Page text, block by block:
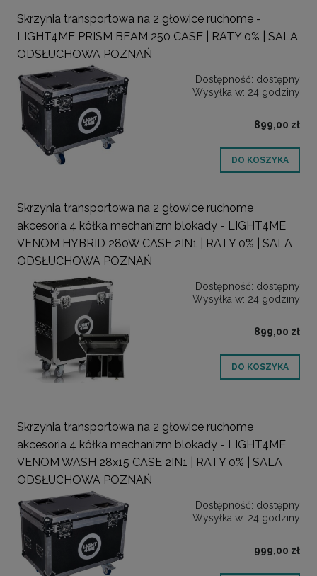
Skrzynia transportowa na 2 głowice ruchome -
LIGHT4ME PRISM BEAM 250 CASE | RATY 0% | SALA
ODSŁUCHOWA POZNAŃ
Dostępność: dostępny
Wysyłka w: 24 godziny
899,00 zł
DO KOSZYKA
Skrzynia transportowa na 2 głowice ruchome
akcesoria 4 kółka mechanizm blokady - LIGHT4ME
VENOM HYBRID 280W CASE 2IN1 | RATY 0% | SALA
ODSŁUCHOWA POZNAŃ
Dostępność: dostępny
Wysyłka w: 24 godziny
899,00 zł
DO KOSZYKA
Skrzynia transportowa na 2 głowice ruchome
akcesoria 4 kółka mechanizm blokady - LIGHT4ME
VENOM WASH 28x15 CASE 2IN1 | RATY 0% | SALA
ODSŁUCHOWA POZNAŃ
Dostępność: dostępny
Wysyłka w: 24 godziny
999,00 zł